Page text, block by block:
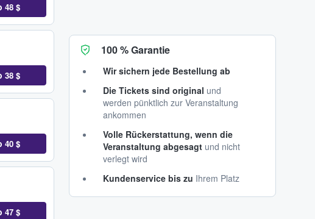
48 $
38 $
40 $
47 $
100 % Garantie
Wir sichern jede Bestellung ab
Die Tickets sind original und
werden pünktlich zur Veranstaltung
ankommen
Volle Rückerstattung, wenn die
Veranstaltung abgesagt und nicht
verlegt wird
Kundenservice bis zu Ihrem Platz